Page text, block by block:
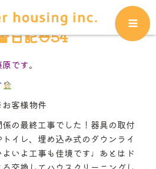
日記⛑54
です。
客様物件
の最終工事でした！器具の取付
イレ、埋め込み式のダウンライ
よいよ工事も佳境です♩あとはド